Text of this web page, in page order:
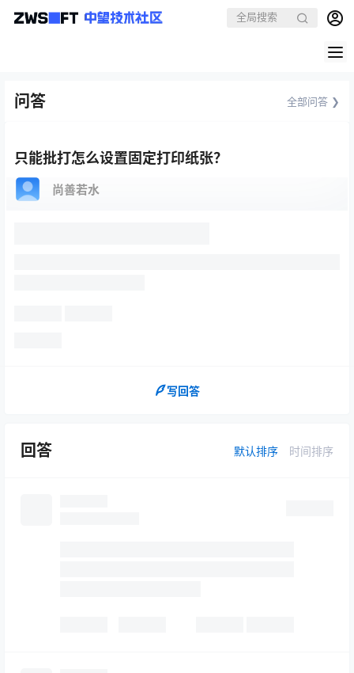
问答 全部问答 ❯
只能批打怎么设置固定打印纸张？
尚善若水
写回答
回答 默认排序 时间排序